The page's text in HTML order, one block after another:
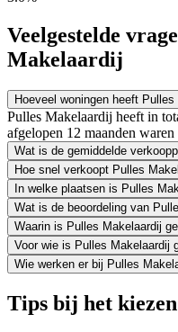
Veelgestelde
Makelaardij
Hoeveel woningen heeft
Pulles Makelaardij heeft in
afgelopen 12 maanden
Wat is de gemiddelde
Hoe snel verkoopt Pulles
In welke plaatsen is Pulles
Wat is de beoordeling van
Waarin is Pulles Makelaardij
Voor wie is Pulles Makelaardij
Wie werken er bij Pulles
Tips bij het